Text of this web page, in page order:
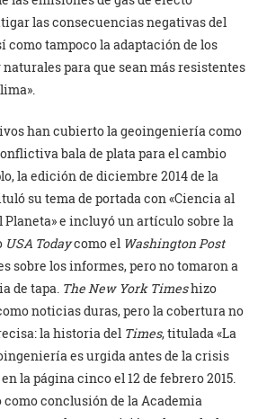
las consecuencias negativas del
tampoco la adaptación de los
para que sean más resistentes
han cubierto la geoingeniería como
bala de plata para el cambio
la edición de diciembre 2014 de la
su tema de portada con «Ciencia al
Planeta» e incluyó un artículo sobre la
USA Todaycomo el Washington Post
sobre los informes, pero no tomaron a
de tapa. The New York Timeshizo
noticias duras, pero la cobertura no
la historia del Times, titulada «La
es urgida antes de la crisis
la página cinco el 12 de febrero 2015.
conclusión de la Academia